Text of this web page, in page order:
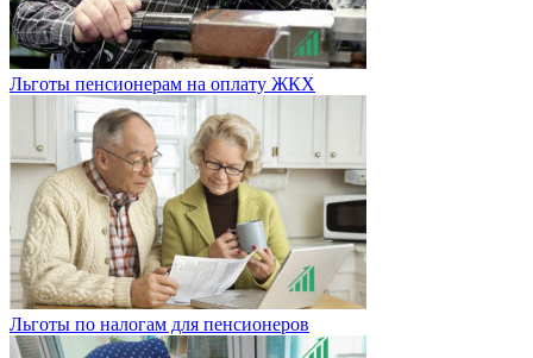
Льготы пенсионерам на оплату ЖКХ
Льготы по налогам для пенсионеров